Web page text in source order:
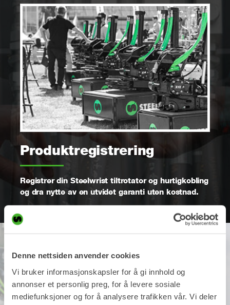
Denne nettsiden anvender cookies
Vi bruker informasjonskapsler for å gi innhold og
annonser et personlig preg, for å levere sosiale
mediefunksjoner og for å analysere trafikken vår. Vi deler
Produktregistrering
Registrer din Steelwrist tiltrotator og hurtigkobling
og dra nytte av en utvidet garanti uten kostnad.
Påfør innen en måned etter at
du begynte å bruke produktet